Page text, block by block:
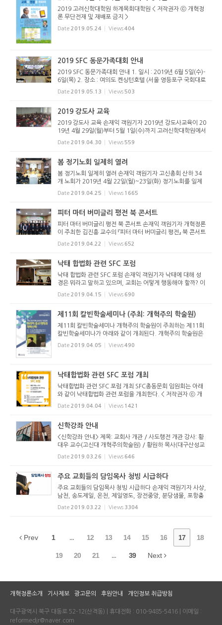
2019 고려신학대학원 하계목회대학원 < 저작권자 ⓒ 개혁정
론 무단전재 및 재배포 금지 >
Date 2019.05.24 Views404
2019 SFC 동문가족대회 안내
2019 SFC 동문가족대회 안내 1. 일시 : 2019년 6월 5일(수)-
6일(목) 2. 장소 : 여의도 켄싱턴호텔 (서울 영등포구 국회대로
76길 16) 3. 주제 : "교회, 가정, 일터 그리고 SFC" 4. 참가비 :
동문 1인당 5만원, 부부 10만원, 자녀 1인당 2만원 (20-30대
Date 2019.05.13 Views 503
2019 강도사 교육
2019 강도사 교육 손재익 객원기자 2019년 강도사교육이 20
19년 4월 29일(월)부터 5월 1일(수)까지 고려신학대학원에서
진행됐다. 강도사 교육은 매년 총회신학위원회(위원장: 허성
동 목사)의 주관 하에 진행된다. 이번 교육에서 신학위원장 허
Date 2019.04.30 Views 559
봄 정기노회 일제히 열려
봄 정기노회 일제히 열려 손재익 객원기자 고신총회 산하 34
개 노회가 2019년 4월 22일(월)~23일(화) 정기노회를 일제
히 열고, 목사 임직식을 거행하는 한편 고신총회 제69회 총회
상정안건 및 총회총대 선출, 현안 처리, 강도사 인허증 전달식
Date 2019.04.25 Views 1665
피터 마터 버미글리 평전 북 콘서트
피터 마터 버미글리 평전 북 콘서트 손재익 객원기자 개혁정론
이 주최한 김진흥 교수의 『피터 마터 버미글리 평전』 북 콘서트
가 2019년 4월 18일(목) 저녁 7시 고려신학대학원 102강의
실에서 열렸다. 고려신학대학원생 10여 명과 개혁정론 관계자
Date 2019.04.22 Views 652
낙태 합법화 관련 SFC 포럼
낙태 합법화 관련 SFC 포럼 손재익 객원기자 낙태에 대해 성
경은 뭐라고 말하고 있으며, 교회는 어떻게 행동해야 할까? 이
러한 고민을 담은 모임이 SFC 총동문회 임원회의 주관으로 개
최됐다. 낙태합법화 관련 SFC 포럼이 2019년 4월 12일(금)
Date 2019.04.15 Views 690
제11회 칼빈학술세미나 (주최: 개혁주의 학술원)
제11회 칼빈학술세미나 개혁주의 학술원이 주최하는 제11회
칼빈학술세미나가 아래와 같이 개최된다. 개혁주의 학술원은
매년 칼빈학술세미나를 개최하고 있으며, 이번에는 츠빙글리
와 불링거를 중심으로 세미나를 개최한다.
Date 2019.04.05 Views490
낙태합법화 관련 SFC 포럼 개최
낙태합법화 관련 SFC 포럼 개최 SFC총동문회 임원회는 아래
와 같이 낙태합법화 관련 포럼을 개최한다. < 저작권자 ⓒ 개
혁정론 무단전재 및 재배포 금지 >
Date 2019.04.04 Views 1421
신학강좌 안내
<신학강좌 안내> 제목: 교회사 개관 / 사도행전 개관 강사: 황
대우 교수(고신대 개혁주의학술원) / 황원하 목사(대구산성교
회 담임) 일시: 2019. 4. 11(목) 오전 10:00-오후 3:00 장소:
대구 산성교회 교육관 3층(대학부실) 회비: 2만원(점심, 간식,
Date 2019.03.26 Views 646
주요 교회들의 담임목사 청빙 시급하다
주요 교회들의 담임목사 청빙 시급하다 손재익 객원기자 사상,
남천, 송도제일, 온천, 제일영도, 장전중앙, 분당샘물, 포항충
진, 서울성일, 마산제일. 이상은 현재 담임목사가 부재중이어
서 청빙을 진행 중인 교회들이다. 이외에도 무수히 많은 교회
Date 2019.03.22 Views 3304
Prev 1 ... 12 13 14 15 16 17 18
19 20 21 ... 39 Next
개혁정론소개 기사제보 광고문의 후원안내 개인정보 취급방침
대구광역시 북구 대동로 52-12(산격동) | 휴대전화 : 010-9485-5416 | 이메일 :
reformedjr@naver.com